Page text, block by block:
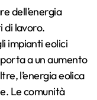
dell’energia
di lavoro.
impianti eolici
a un aumento
l’energia eolica
Le comunità